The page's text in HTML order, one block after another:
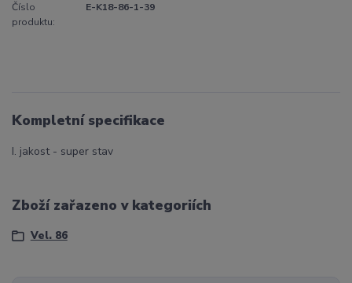
Číslo
produktu:
E-K18-86-1-39
Kompletní specifikace
I. jakost - super stav
Zboží zařazeno v kategoriích
Vel. 86